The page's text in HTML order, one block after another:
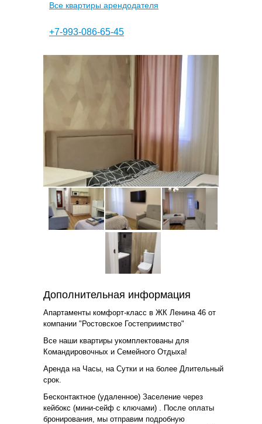
Все квартиры арендодателя
+7-993-086-65-45
Дополнительная информация
Апартаменты комфорт-класс в ЖК Ленина 46 от
компании "Ростовское Гостеприимство"
Все наши квартиры укомплектованы для
Командировочных и Семейного Отдыха!
Аренда на Часы, на Сутки и на более Длительный
срок.
Бесконтактное (удаленное) Заселение через
кейбокс (мини-сейф с ключами) . После оплаты
бронирования, мы отправим подробную